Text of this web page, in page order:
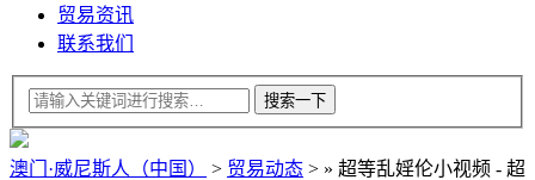
贸易资讯
联系我们
澳门·威尼斯人（中国） > 贸易动态 > » 超等乱婬伦小视频 - 超